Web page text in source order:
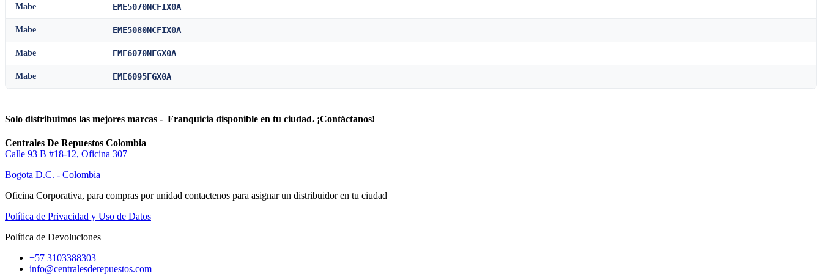
Mabe EME5070NCFIX0A
Mabe EME5080NCFIX0A
Mabe EME6070NFGX0A
Mabe EME6095FGX0A
Solo distribuimos las mejores marcas - Franquicia disponible en tu ciudad. ¡Contáctanos!
Centrales De Repuestos Colombia
Calle 93 B #18-12, Oficina 307
Bogota D.C. - Colombia
Oficina Corporativa, para compras por unidad contactenos para asignar un distribuidor en tu ciudad
Política de Privacidad y Uso de Datos
Política de Devoluciones
+57 3103388303
info@centralesderepuestos.com